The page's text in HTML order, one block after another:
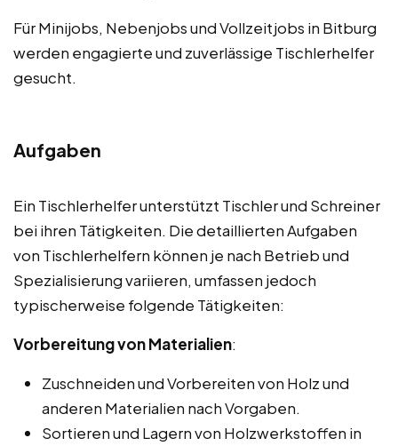
Für Minijobs, Nebenjobs und Vollzeitjobs in Bitburg
werden engagierte und zuverlässige Tischlerhelfer
gesucht.
Aufgaben
Ein Tischlerhelfer unterstützt Tischler und Schreiner
bei ihren Tätigkeiten. Die detaillierten Aufgaben
von Tischlerhelfern können je nach Betrieb und
Spezialisierung variieren, umfassen jedoch
typischerweise folgende Tätigkeiten:
Vorbereitung von Materialien:
Zuschneiden und Vorbereiten von Holz und
anderen Materialien nach Vorgaben.
Sortieren und Lagern von Holzwerkstoffen in